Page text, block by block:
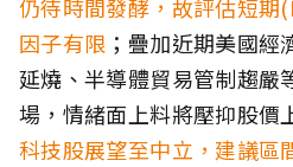
仍待時間發酵，故評估短期
因子有限 ；疊加近期美國
延燒、半導體貿易管制趨嚴
場，情緒面上料將壓抑股價
科技股展望至中立，建議區